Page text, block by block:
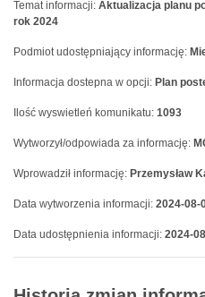
Temat informacji: Aktualizacja planu
rok 2024
Podmiot udostępniający informację:
Informacja dostepna w opcji: Plan
Ilość wyswietleń komunikatu: 1093
Wytworzył/odpowiada za informację:
Wprowadził informację: Przemysław
Data wytworzenia informacji: 2024-08-
Data udostępnienia informacji: 2024-